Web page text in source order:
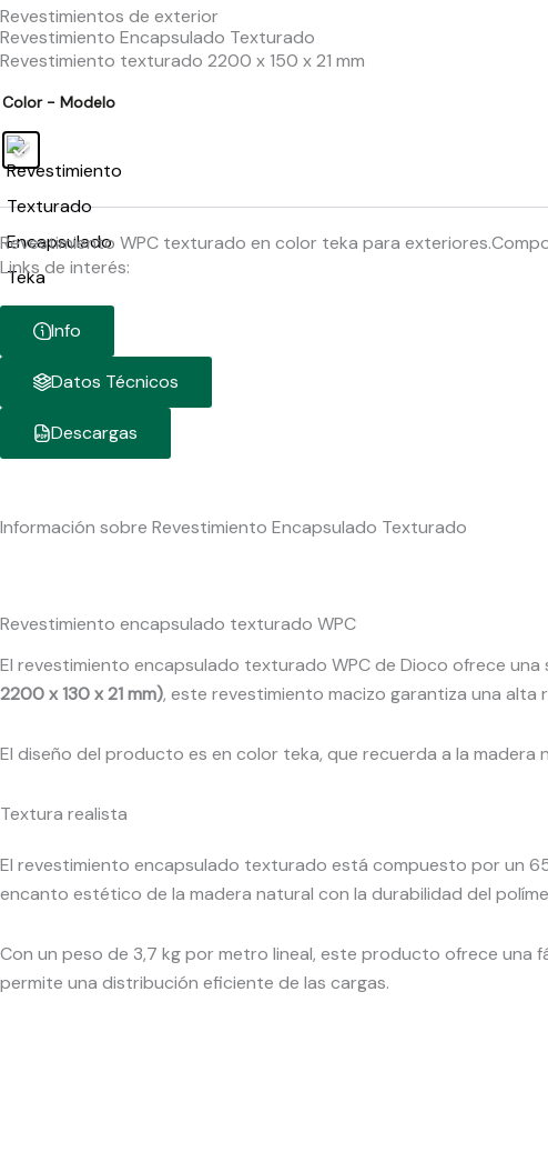
Revestimientos de exterior
Revestimiento Encapsulado Texturado
Revestimiento texturado 2200 x 150 x 21 mm
Color - Modelo
Revestimiento WPC texturado en color teka para exteriores.
Links de interés:
Info
Datos Técnicos
Descargas
Información sobre Revestimiento Encapsulado Texturado
Revestimiento encapsulado texturado WPC
El revestimiento encapsulado texturado WPC de Dioco ofrece
2200 x 130 x 21 mm), este revestimiento macizo garantiza una alta
El diseño del producto es en color teka, que recuerda a la
Textura realista
El revestimiento encapsulado texturado está compuesto por un
encanto estético de la madera natural con la durabilidad del
Con un peso de 3,7 kg por metro lineal, este producto ofrece una
permite una distribución eficiente de las cargas.